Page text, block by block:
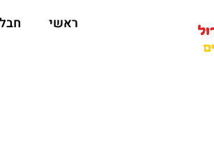
ראשי